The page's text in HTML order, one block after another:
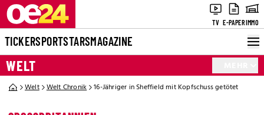
TV E-PAPERIMMO
TICKERSPORTSTARSMAGAZINE
WELT
Welt Welt Chronik 16-Jähriger in Sheffield mit Kopfschuss getötet